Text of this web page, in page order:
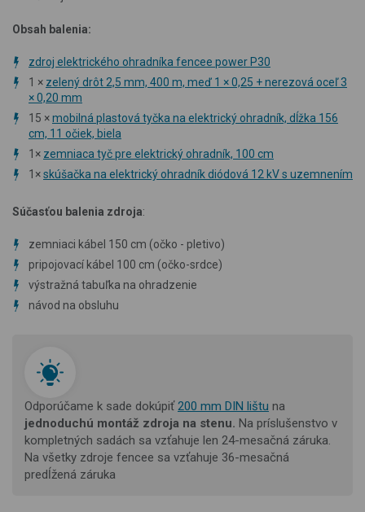
Obsah balenia:
zdroj elektrického ohradníka fencee power P30
1 × zelený drôt 2,5 mm, 400 m, meď 1 × 0,25 + nerezová oceľ 3
× 0,20 mm
15 ×mobilná plastová tyčka na elektrický ohradník, dĺžka 156
cm, 11 očiek, biela
1× zemniaca tyč pre elektrický ohradník, 100 cm
1×skúšačka na elektrický ohradník diódová 12 kV s uzemnením
Súčasťou balenia zdroja:
zemniaci kábel 150 cm (očko - pletivo)
pripojovací kábel 100 cm (očko-srdce)
výstražná tabuľka na ohradzenie
návod na obsluhu
Odporúčame k sade dokúpiť200 mm DIN lištu na
jednoduchú montáž zdroja na stenu. Na príslušenstvo v
kompletných sadách sa vzťahuje len 24-mesačná záruka.
Na všetky zdroje fencee sa vzťahuje 36-mesačná
predĺžená záruka